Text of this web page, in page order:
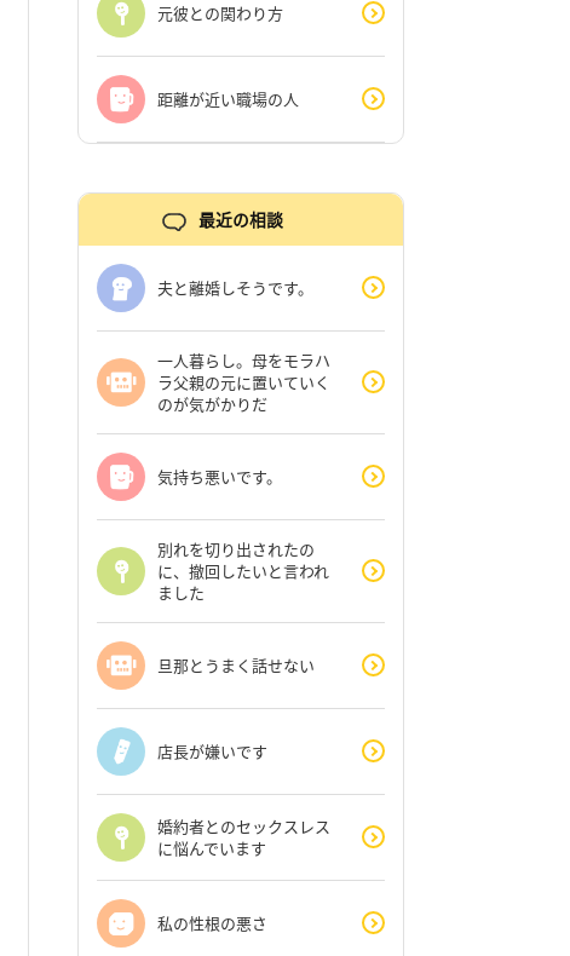
元彼との関わり方
距離が近い職場の人
最近の相談
夫と離婚しそうです。
一人暮らし。母をモラハ
ラ父親の元に置いていく
のが気がかりだ
気持ち悪いです。
別れを切り出されたの
に、撤回したいと言われ
ました
旦那とうまく話せない
店長が嫌いです
婚約者とのセックスレス
に悩んでいます
私の性根の悪さ